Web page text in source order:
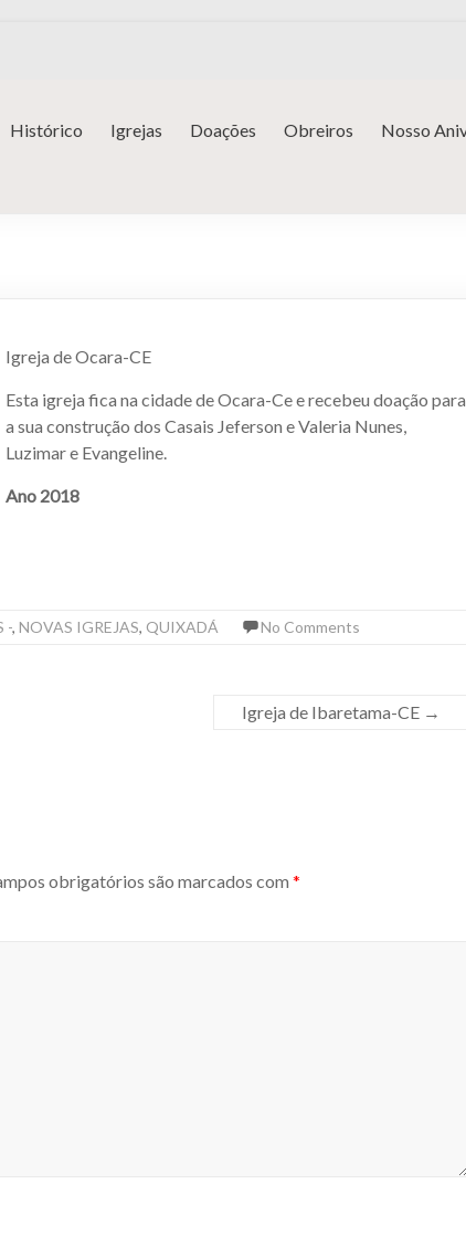
Histórico Igrejas Doações Obreiros Nosso
Igreja de Ocara-CE
Esta igreja fica na cidade de Ocara-Ce e recebeu doação para
a sua construção dos Casais Jeferson e Valeria Nunes,
Luzimar e Evangeline.
Ano 2018
-, NOVAS IGREJAS, QUIXADÁ No Comments
Igreja de Ibaretama-CE →
obrigatórios são marcados com *